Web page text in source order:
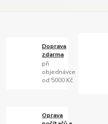
Doprava
zdarma
při
objednávce
od 5000 Kč
Oprava